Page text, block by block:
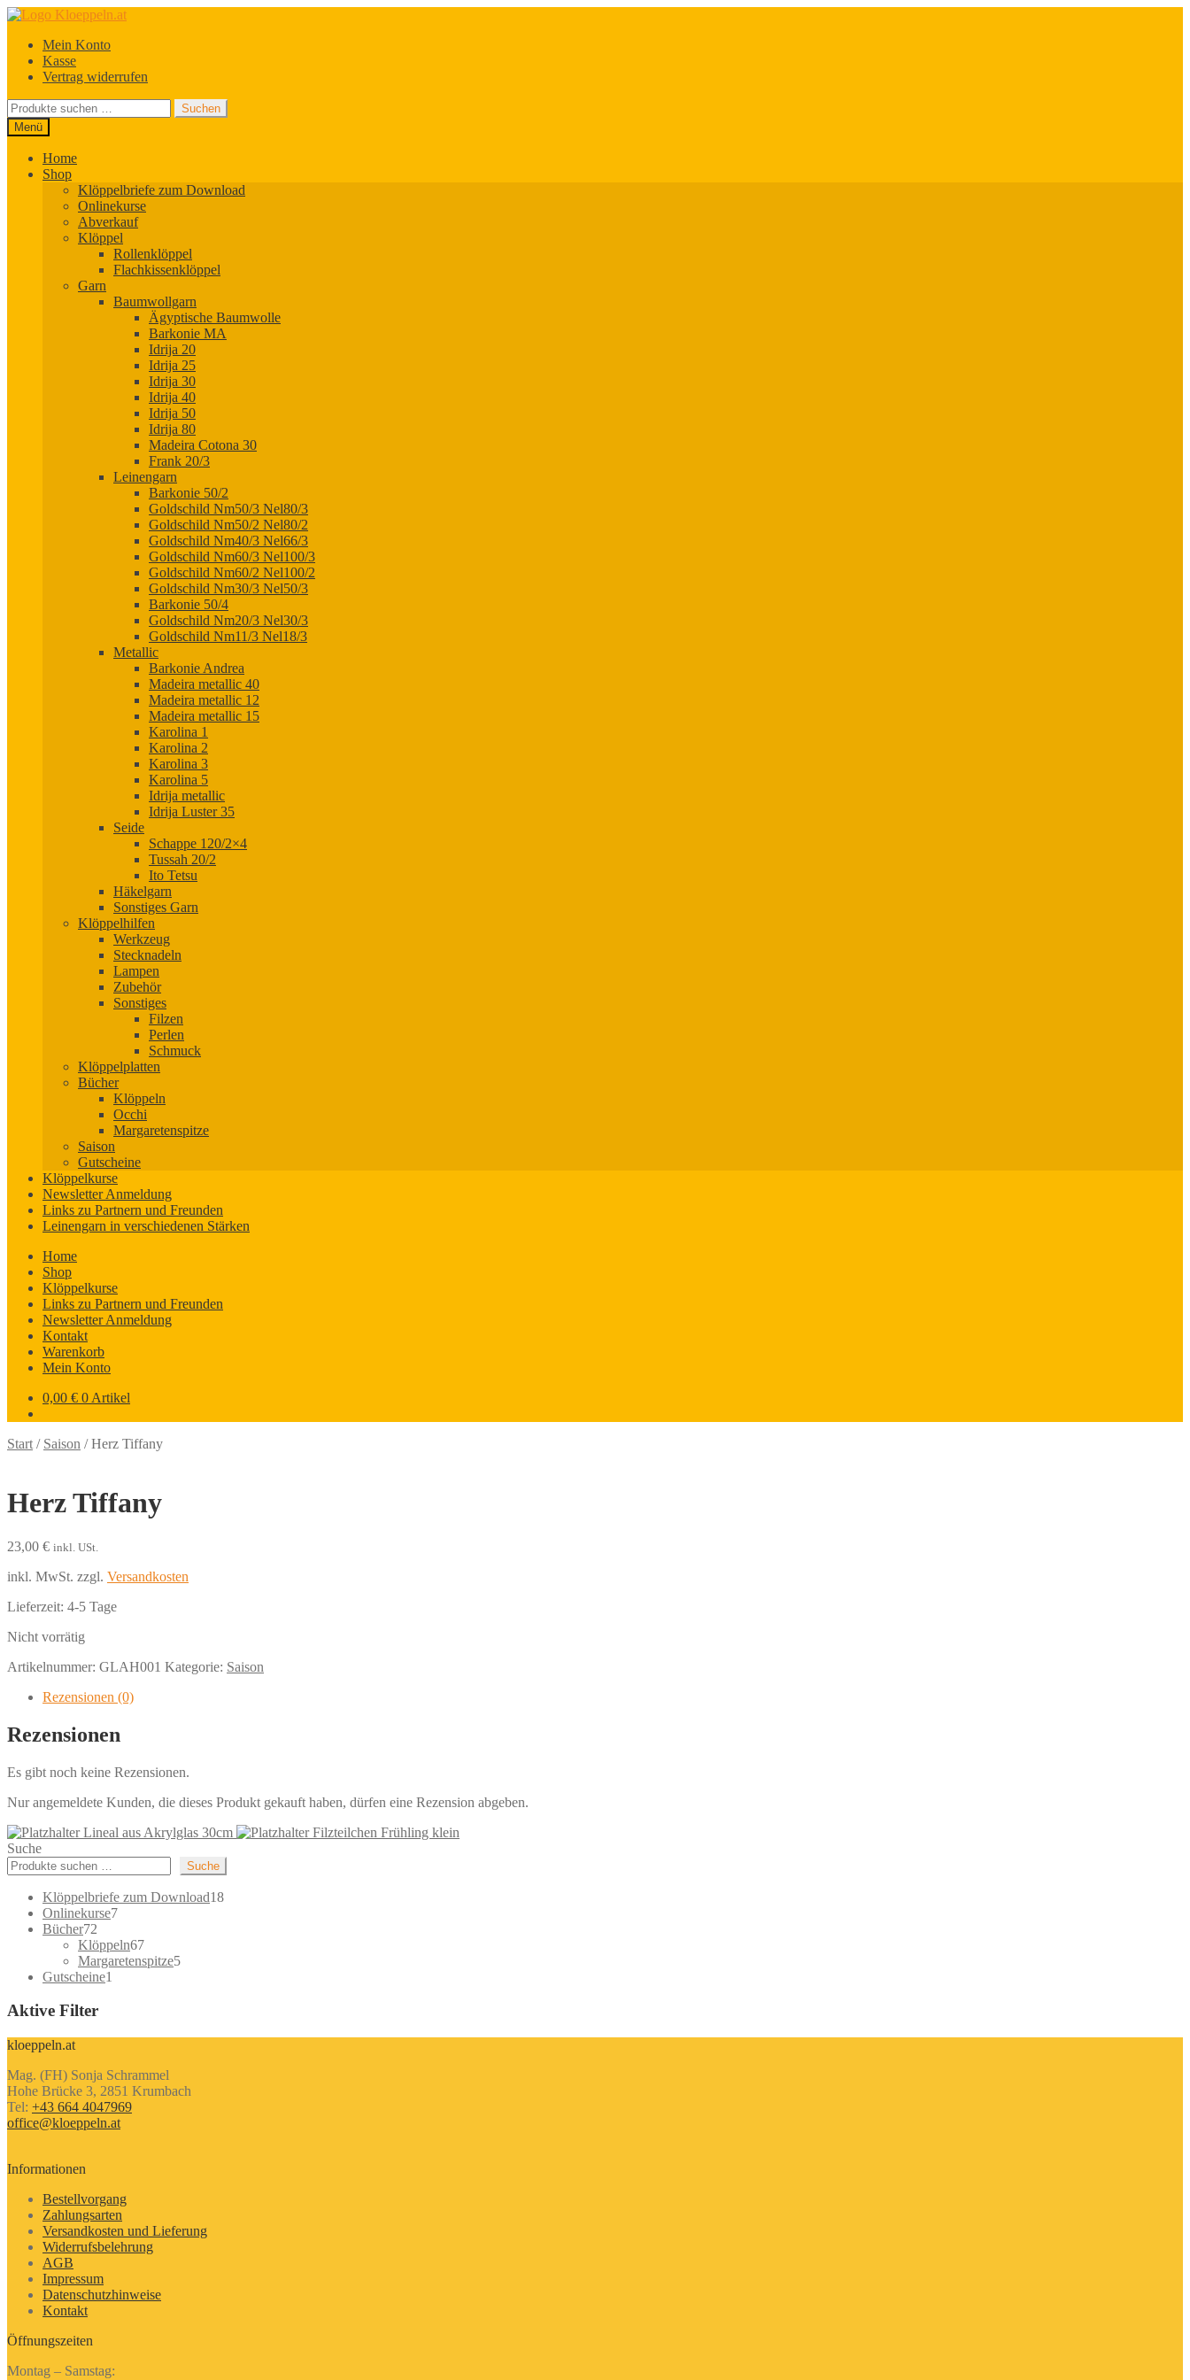
Zur
springen
Zum
springenMein Konto
Kasse
Vertrag widerrufen
Suchen
nach:
Suchen
Menü
Home
Shop
Klöppelbriefe zum Download
Onlinekurse
Abverkauf
Klöppel
Rollenklöppel
Flachkissenklöppel
Garn
Baumwollgarn
Ägyptische Baumwolle
Barkonie MA
Idrija 20
Idrija 25
Idrija 30
Idrija 40
Idrija 50
Idrija 80
Madeira Cotona 30
Frank 20/3
Leinengarn
Barkonie 50/2
Goldschild Nm50/3 Nel80/3
Goldschild Nm50/2 Nel80/2
Goldschild Nm40/3 Nel66/3
Goldschild Nm60/3 Nel100/3
Goldschild Nm60/2 Nel100/2
Goldschild Nm30/3 Nel50/3
Barkonie 50/4
Goldschild Nm20/3 Nel30/3
Goldschild Nm11/3 Nel18/3
Metallic
Barkonie Andrea
Madeira metallic 40
Madeira metallic 12
Madeira metallic 15
Karolina 1
Karolina 2
Karolina 3
Karolina 5
Idrija metallic
Idrija Luster 35
Seide
Schappe 120/2×4
Tussah 20/2
Ito Tetsu
Häkelgarn
Sonstiges Garn
Klöppelhilfen
Werkzeug
Stecknadeln
Lampen
Zubehör
Sonstiges
Filzen
Perlen
Schmuck
Klöppelplatten
Bücher
Klöppeln
Occhi
Margaretenspitze
Saison
Gutscheine
Klöppelkurse
Newsletter Anmeldung
Links zu Partnern und Freunden
Leinengarn in verschiedenen Stärken
Home
Shop
Klöppelkurse
Links zu Partnern und Freunden
Newsletter Anmeldung
Kontakt
Warenkorb
Mein Konto
0,00 € 0 Artikel
Start / Saison /Herz Tiffany
Herz Tiffany
23,00 € inkl. USt.
inkl. MwSt. zzgl. Versandkosten
Lieferzeit: 4-5 Tage
Nicht vorrätig
Artikelnummer: GLAH001 Kategorie: Saison
Rezensionen (0)
Rezensionen
Es gibt noch keine Rezensionen.
Nur angemeldete Kunden, die dieses Produkt gekauft haben, dürfen eine Rezension abgeben.
Lineal aus Akrylglas 30cm
Filzteilchen Frühling klein
Suche
Suche
Klöppelbriefe zum Download1818
Onlinekurse77
Bücher72
Produkte
Klöppeln6767
Produkte
Margaretenspitze55
Gutscheine1
Aktive Filter
kloeppeln.at
Mag. (FH) Sonja Schrammel
Hohe Brücke 3, 2851 Krumbach
Tel: +43 664 4047969
office@kloeppeln.at
Informationen
Bestellvorgang
Zahlungsarten
Versandkosten und Lieferung
Widerrufsbelehrung
AGB
Impressum
Datenschutzhinweise
Kontakt
Öffnungszeiten
Montag – Samstag: